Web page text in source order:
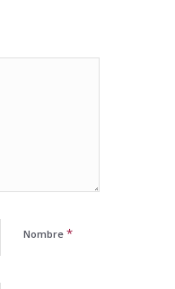
Nombre *